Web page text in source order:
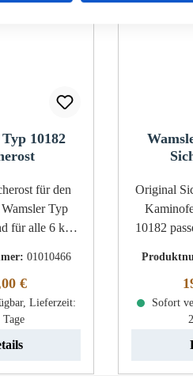
10182
für den
Typ
Maße
x 180 mm x
180 mm
01010466
Preis:
€
Lieferzeit:
Tage
Original
10182 passend für 6 kW und
Sichtscheibe
Maße (B/
mm x 4
Sofort